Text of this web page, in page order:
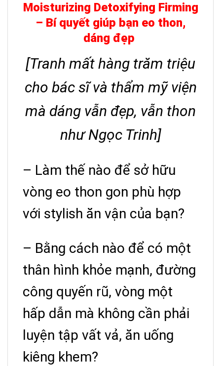
Moisturizing Detoxifying Firming
– Bí quyết giúp bạn eo thon,
dáng đẹp
[Tranh mất hàng trăm triệu
cho bác sĩ và thẩm mỹ viện
mà dáng vẫn đẹp, vẫn thon
như Ngọc Trinh]
– Làm thế nào để sở hữu
vòng eo thon gon phù hợp
với stylish ăn vận của bạn?
– Bằng cách nào để có một
thân hình khỏe mạnh, đường
công quyến rũ, vòng một
hấp dẫn mà không cần phải
luyện tập vất vả, ăn uống
kiêng khem?